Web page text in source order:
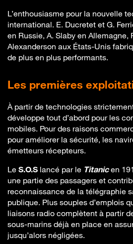
L’enthousiasme pour la nouvelle
international. E. Ducretet et G.
en Russie, A. Slaby en Allemagne,
Alexanderson aux États-Unis
de plus en plus performants.
Les premières
À partir de technologies
développe tout d’abord pour les
mobiles. Pour des raisons
pour améliorer la sécurité, les
émetteurs récepteurs.
Le S.O.S lancé par le Titanic en
une partie des passagers et
reconnaissance de la télégraphie
publique. Plus souples d’emplois
liaisons radio complètent à partir
sous-marins déjà en place en
jusqu’alors négligées.